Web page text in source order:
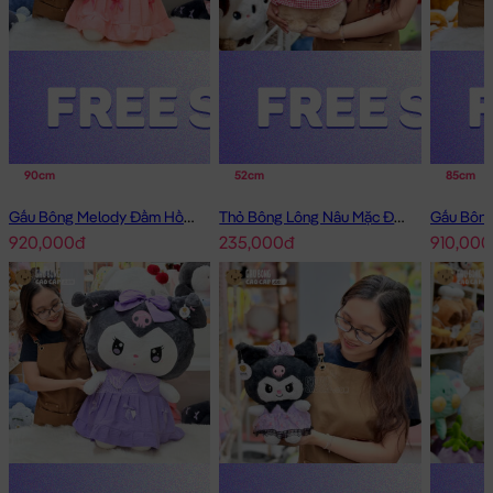
90cm
Gấu Bông Melody Đầm Hồng Cổ Sen Đeo Nơ
920,000đ
52cm
Thỏ Bông Lông Nâu Mặc Đầm Caro Happy
235,000đ
85cm